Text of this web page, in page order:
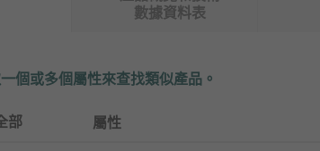
數據資料表
個或多個屬性來查找類似產品。
部 屬性